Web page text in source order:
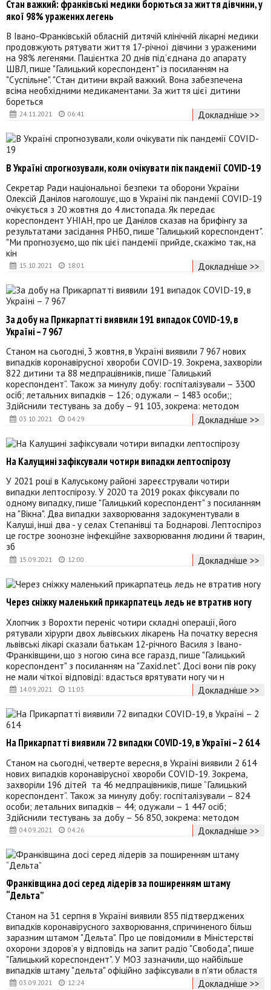
24.11.2021 06:41
Стан важкий: франківські медики борються за життя дівчини, у
якої 98% уражених легень
В Івано-Франківській обласній дитячій клінічній лікарні медики
продовжують рятувати життя 17-річної дівчини з ураженими
на 98% легенями. Пацієнтка 20 днів під’єднана до апарату
ШВЛ, пише "Галицький кореспондент" із посиланням на
"Суспільне". "Стан дитини вкрай важкий. Вона забезпечена
всіма необхідними медикаментами. За життя цієї дитини
бореться
Докладніше >>
15.10.2021 18:01
В Україні спрогнозували, коли очікувати пік пандемії COVID-19
Секретар Ради національної безпеки та оборони України
Олексій Данілов наголошує, що в Україні пік пандемії COVID-19
очікується з 20 жовтня до 4 листопада. Як передає
кореспондент УНІАН, про це Данілов сказав на брифінгу за
результатами засідання РНБО, пише "Галицький кореспондент".
"Ми прогнозуємо, що пік цієї пандемії прийде, скажімо так, на
кін
Докладніше >>
03.10.2021 04:29
За добу на Прикарпатті виявили 191 випадок COVID-19, в
Україні – 7 967
Станом на сьогодні, 3 жовтня, в Україні виявили ​​​​​​7 967 нових
випадків коронавірусної хвороби COVID-19. Зокрема, захворіли
822 дитини та 88 медпрацівників, пише “Галицький
кореспондент“. Також за минулу добу: госпіталізували – 3300
осіб; летальних випадків – 126; одужали – 1483 особи;;
Здійснили тестувань за добу – 91 103, зокрема: методом
Докладніше >>
15.09.2021 12:00
На Калущині зафіксували чотири випадки лептоспірозу
У 2021 році в Калуському районі зареєстрували чотири
випадки лептоспірозу. У 2020 та 2019 роках фіксували по
одному випадку, пише "Галицький кореспондент" з посиланням
на "Вікна". Два випадки захворювання задокументували в
Калуші, інші два - у селах Степанівці та Боднарові. Лептоспіроз
це гостре зоонозне інфекційне захворювання людини й тварин,
зб
Докладніше >>
14.09.2021 11:03
Через сніжку маленький прикарпатець ледь не втратив ногу
Хлопчик з Ворохти переніс чотири складні операції, його
рятували хірурги двох львівських лікарень На початку вересня
львівські лікарі сказали батькам 12-річного Василя з Івано-
Франківщини, що з ногою сина все гаразд, пише "Галицький
кореспондент" з посиланням на "Zaxid.net". Досі вони пів року
не мали чіткої відповіді: вдасться врятувати ногу чи н
Докладніше >>
04.09.2021 04:26
На Прикарпатті виявили 72 випадки COVID-19, в Україні – 2 614
Станом на сьогодні, четверте вересня, в Україні виявили 2 614
нових випадків коронавірусної хвороби COVID-19. Зокрема,
захворіли 196 дітей та 46 медпрацівників, пише “Галицький
кореспондент“. Також за минулу добу: госпіталізували – 824
особи; летальних випадків – 44; одужали – 1 447 осіб;
Здійснили тестувань за добу – 56 850, зокрема: методом
Докладніше >>
03.09.2021 12:24
Франківщина досі серед лідерів за поширенням штаму
“Дельта”
Станом на 31 серпня в Україні виявили 855 підтверджених
випадків коронавірусного захворювання, спричиненого більш
заразним штамом "Дельта". Про це повідомили в Міністерстві
охорони здоров’я у відповідь на запит радіо "Свобода", пише
"Галицький кореспондент". У МОЗ зазначили, що найбільше
випадків штаму "дельта" офіційно зафіксували в п'яти областя
Докладніше >>